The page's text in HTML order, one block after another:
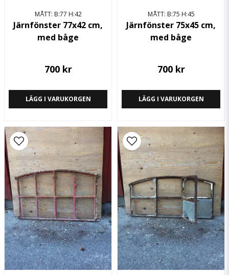
MÅTT: B:77 H:42
Järnfönster 77x42 cm,
med båge
700 kr
LÄGG I VARUKORGEN
MÅTT: B:75 H:45
Järnfönster 75x45 cm,
med båge
700 kr
LÄGG I VARUKORGEN